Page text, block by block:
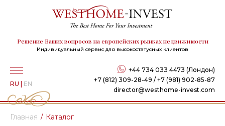
Решение Ваших вопросов на европейских рынках недвижимости
Индивидуальный сервис для высокостатусных клиентов
+44 734 033 4473 (Лондон)
+7 (812) 309-28-49 / +7 (981) 902-85-87
director@westhome-invest.com
RU | EN
Главная Каталог